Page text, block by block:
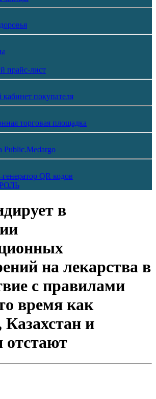
прайс-лист
покупателя
торговая площадка
Public.Medargo
QR кодов
в
на лекарства в
с правилами
время как
и
отстают